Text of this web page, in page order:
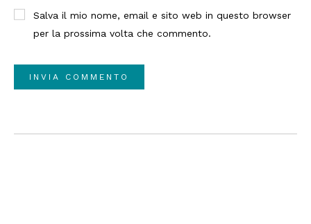
Salva il mio nome, email e sito web in questo browser
per la prossima volta che commento.